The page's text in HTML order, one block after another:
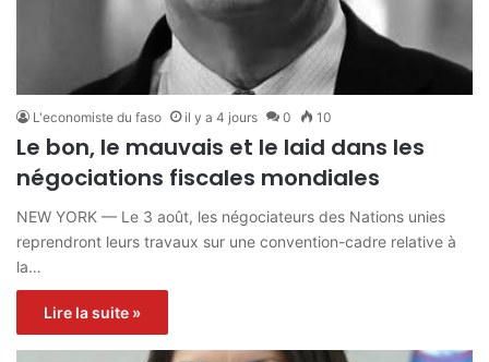
L'economiste du faso il y a 4 jours 0 10
Le bon, le mauvais et le laid dans les
négociations fiscales mondiales
NEW YORK — Le 3 août, les négociateurs des Nations unies
reprendront leurs travaux sur une convention-cadre relative à
la…
Lire la suite »